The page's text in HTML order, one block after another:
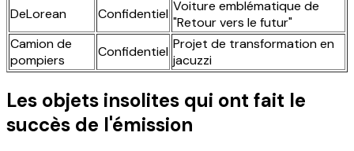
DeLorean Confidentiel Voiture emblématique de
"Retour vers le futur"
Camion de
pompiers
Confidentiel Projet de transformation en
jacuzzi
Les objets insolites qui ont fait le
succès de l'émission